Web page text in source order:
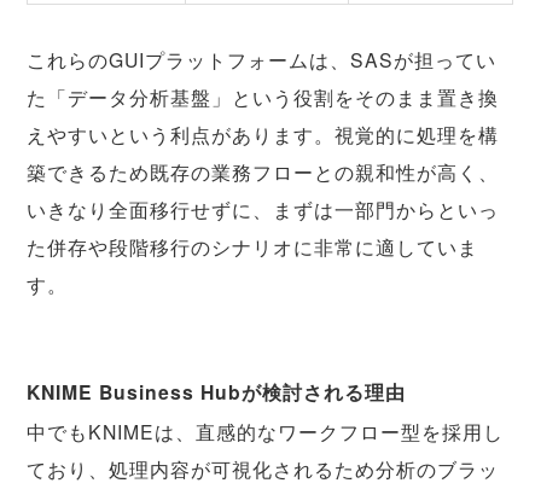
これらのGUIプラットフォームは、SASが担ってい
た「データ分析基盤」という役割をそのまま置き換
えやすいという利点があります。視覚的に処理を構
築できるため既存の業務フローとの親和性が高く、
いきなり全面移行せずに、まずは一部門からといっ
た併存や段階移行のシナリオに非常に適していま
す。
KNIME Business Hubが検討される理由
中でもKNIMEは、直感的なワークフロー型を採用し
ており、処理内容が可視化されるため分析のブラッ